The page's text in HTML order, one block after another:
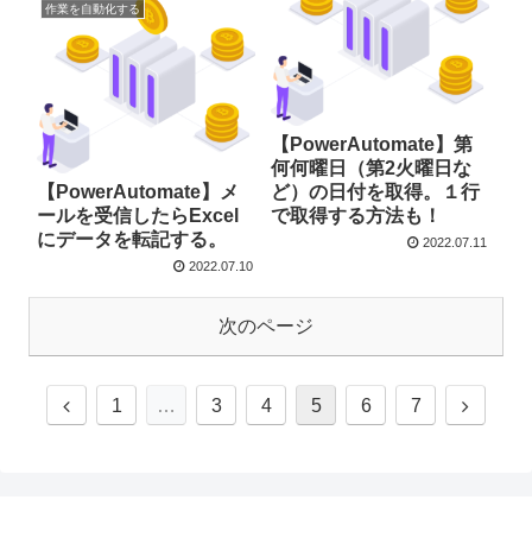
【PowerAutomate】第
何何曜日（第2火曜日な
ど）の日付を取得。１行
で取得する方法も！
2022.07.11
作業を自動化する
【PowerAutomate】メ
ールを受信したらExcel
にデータを転記する。
2022.07.10
次のページ
1 … 3 4 5 6 7